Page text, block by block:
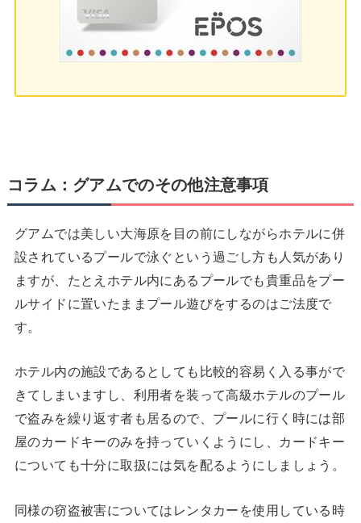
コラム：グアムでのその他注意事項
グアムでは美しい大海原を目の前にしながらホテルに併
設されているプールで泳ぐという過ごし方も人気があり
ますが、たとえホテル内にあるプールでも貴重品をプー
ルサイドに置いたままプール遊びをするのはご法度で
す。
ホテル内の施設であるとしても比較的容易く入る事がで
きてしまいますし、利用者を装って高級ホテルのプール
で盗みを繰り返す者も居るので、プールに行く時には部
屋のカードキーのみを持っていくようにし、カードキー
についても十分に取扱には気を配るようにしましょう。
同様の窃盗被害についてはレンタカーを使用している時